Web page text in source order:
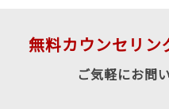
無料カウンセリン
ご気軽にお問